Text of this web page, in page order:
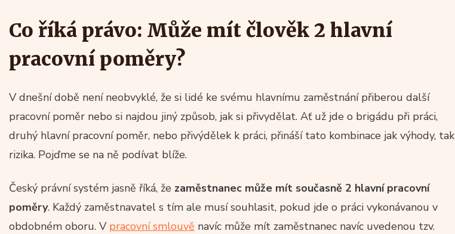
Co říká právo: Může mít člověk 2 hlavní
pracovní poměry?
V dnešní době není neobvyklé, že si lidé ke svému hlavnímu zaměstnání přiberou další
pracovní poměr nebo si najdou jiný způsob, jak si přivydělat. Ať už jde o brigádu při práci,
druhý hlavní pracovní poměr, nebo přivýdělek k práci, přináší tato kombinace jak výhody, tak
rizika. Pojďme se na ně podívat blíže.
Český právní systém jasně říká, že zaměstnanec může mít současně 2 hlavní pracovní
poměry. Každý zaměstnavatel s tím ale musí souhlasit, pokud jde o práci vykonávanou v
obdobném oboru. V pracovní smlouvě navíc může mít zaměstnanec navíc uvedenou tzv.